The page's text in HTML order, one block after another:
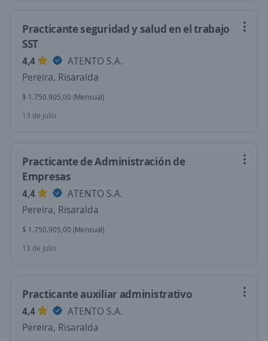
Practicante seguridad y salud en el trabajo
SST
4,4
ATENTO S.A.
Pereira, Risaralda
$ 1.750.905,00 (Mensual)
13 de julio
Practicante de Administración de
Empresas
4,4
ATENTO S.A.
Pereira, Risaralda
$ 1.750.905,00 (Mensual)
13 de julio
Practicante auxiliar administrativo
4,4
ATENTO S.A.
Pereira, Risaralda